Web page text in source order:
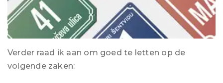
Verder raad ik aan om goed te letten op de
volgende zaken: